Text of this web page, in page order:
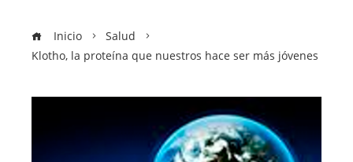
Inicio
Salud
Klotho, la proteína que nuestros hace ser más jóvenes